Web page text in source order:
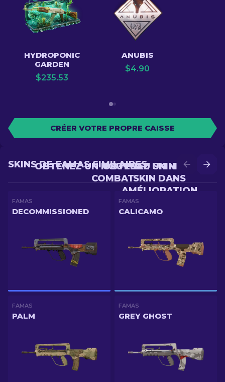
HYDROPONIC
GARDEN
$235.53
ANUBIS
$4.90
CRÉER VOTRE PROPRE CAISSE
OBTENEZ UN MEILLEUR
SKIN DANS
AMÉLIORATION
OBTENEZ UN NOUVEAU SKIN EN
COMBAT
SKINS DE FAMAS SIMILAIRES
FAMAS
DECOMMISSIONED
FAMAS
CALICAMO
FAMAS
PALM
FAMAS
GREY GHOST